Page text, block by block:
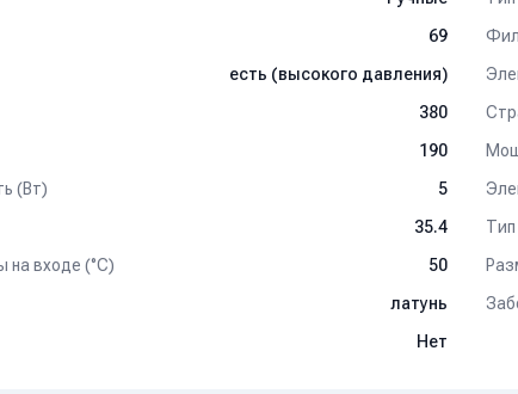
69
есть (высокого давления)
380
190
(Вт)
5
35.4
на входе (°C)
50
латунь
Нет